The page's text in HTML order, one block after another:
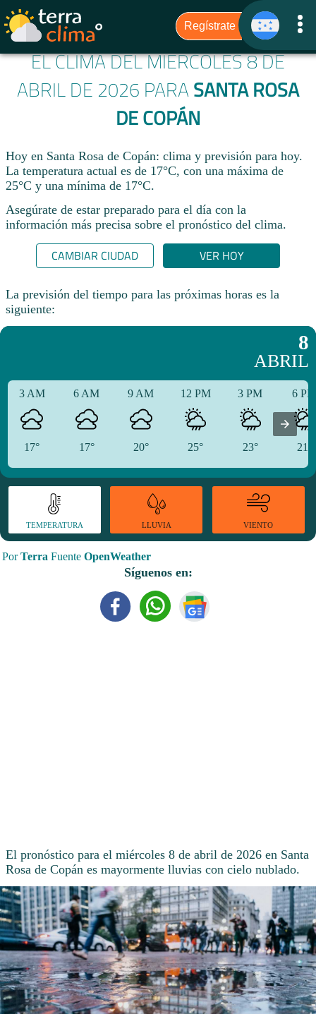
EL CLIMA DEL MIÉRCOLES 8 DE
ABRIL DE 2026 PARA SANTA ROSA
DE COPÁN
Hoy en Santa Rosa de Copán: clima y previsión para hoy.
La temperatura actual es de 17°C, con una máxima de
25°C y una mínima de 17°C.​
Asegúrate de estar preparado para el día con la
información más precisa sobre el pronóstico del clima.
CAMBIAR CIUDAD VER HOY
La previsión del tiempo para las próximas horas es la
siguiente:
8
ABRIL
3 AM
17°
6 AM
17°
9 AM
20°
12 PM
25°
3 PM
23°
6
21°
TEMPERATURA LLUVIA VIENTO
PorTerra Fuente OpenWeather
Síguenos en:
El pronóstico para el miércoles 8 de abril de 2026 en Santa
Rosa de Copán es mayormente lluvias con cielo nublado.